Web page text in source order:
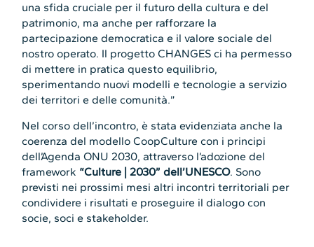
una sfida cruciale per il futuro della cultura e del
patrimonio, ma anche per rafforzare la
partecipazione democratica e il valore sociale del
nostro operato. Il progetto CHANGES ci ha permesso
di mettere in pratica questo equilibrio,
sperimentando nuovi modelli e tecnologie a servizio
dei territori e delle comunità.”
Nel corso dell’incontro, è stata evidenziata anche la
coerenza del modello CoopCulture con i principi
dell’Agenda ONU 2030, attraverso l’adozione del
framework “Culture | 2030” dell’UNESCO. Sono
previsti nei prossimi mesi altri incontri territoriali per
condividere i risultati e proseguire il dialogo con
socie, soci e stakeholder.